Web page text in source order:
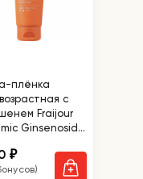
плёнка
с
Fraijour
Ginsenoside
₽